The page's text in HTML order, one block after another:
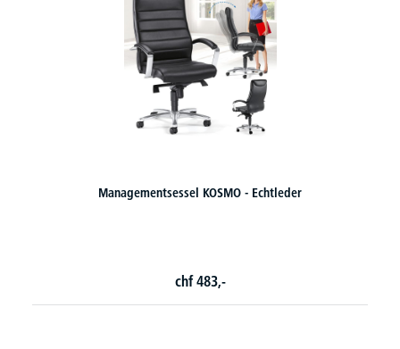
Managementsessel KOSMO - Echtleder